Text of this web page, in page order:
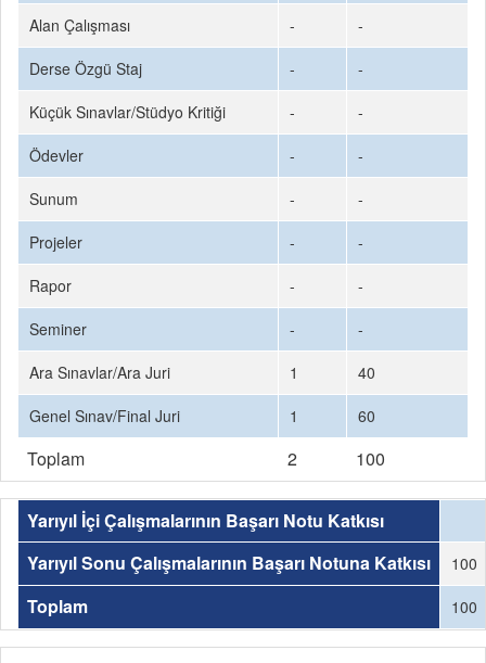
Alan Çalışması
-
-
Derse Özgü Staj
-
-
Küçük Sınavlar/Stüdyo Kritiği
-
-
Ödevler
-
-
Sunum
-
-
Projeler
-
-
Rapor
-
-
Seminer
-
-
Ara Sınavlar/Ara Juri
1
40
Genel Sınav/Final Juri
1 60
Toplam 2 100
Yarıyıl İçi Çalışmalarının Başarı Notu Katkısı
Yarıyıl Sonu Çalışmalarının Başarı Notuna Katkısı
100
Toplam 100